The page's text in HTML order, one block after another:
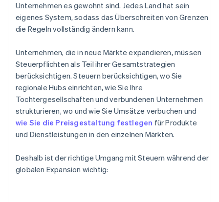
Unternehmen es gewohnt sind. Jedes Land hat sein
eigenes System, sodass das Überschreiten von Grenzen
die Regeln vollständig ändern kann.
Unternehmen, die in neue Märkte expandieren, müssen
Steuerpflichten als Teil ihrer Gesamtstrategien
berücksichtigen. Steuern berücksichtigen, wo Sie
regionale Hubs einrichten, wie Sie Ihre
Tochtergesellschaften und verbundenen Unternehmen
strukturieren, wo und wie Sie Umsätze verbuchen und
wie Sie die Preisgestaltung festlegen für Produkte
und Dienstleistungen in den einzelnen Märkten.
Deshalb ist der richtige Umgang mit Steuern während der
globalen Expansion wichtig: